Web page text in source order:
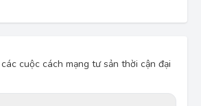
cuộc cách mạng tư sản thời cận đại